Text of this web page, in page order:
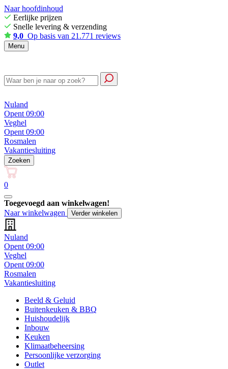
Naar hoofdinhoud
Eerlijke prijzen
Snelle levering & verzending
9,0 Op basis van 21.771 reviews
Menu
Nuland
Opent 09:00
Veghel
Opent 09:00
Rosmalen
Vakantiesluiting
Zoeken
0
Toegevoegd aan winkelwagen!
Naar winkelwagen
Verder winkelen
Nuland
Opent 09:00
Veghel
Opent 09:00
Rosmalen
Vakantiesluiting
Beeld & Geluid
Buitenkeuken & BBQ
Huishoudelijk
Inbouw
Keuken
Klimaatbeheersing
Persoonlijke verzorging
Outlet